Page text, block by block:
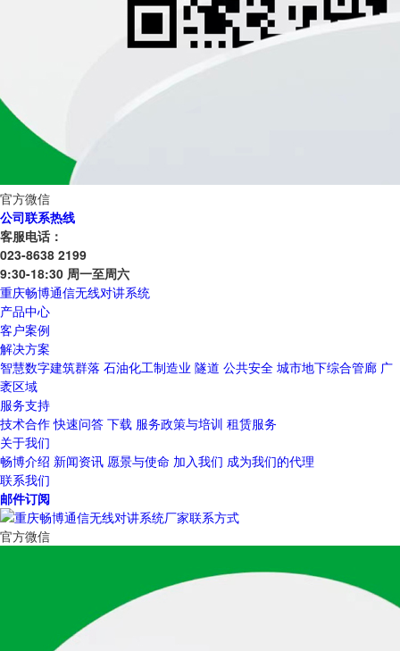
官方微信
公司联系热线
客服电话：
023-8638 2199
9:30-18:30 周一至周六
重庆畅博通信无线对讲系统
产品中心
客户案例
解决方案
智慧数字建筑群落 石油化工制造业 隧道 公共安全 城市地下综合管廊 广
袤区域
服务支持
技术合作 快速问答 下载 服务政策与培训 租赁服务
关于我们
畅博介绍 新闻资讯 愿景与使命 加入我们 成为我们的代理
联系我们
邮件订阅
官方微信